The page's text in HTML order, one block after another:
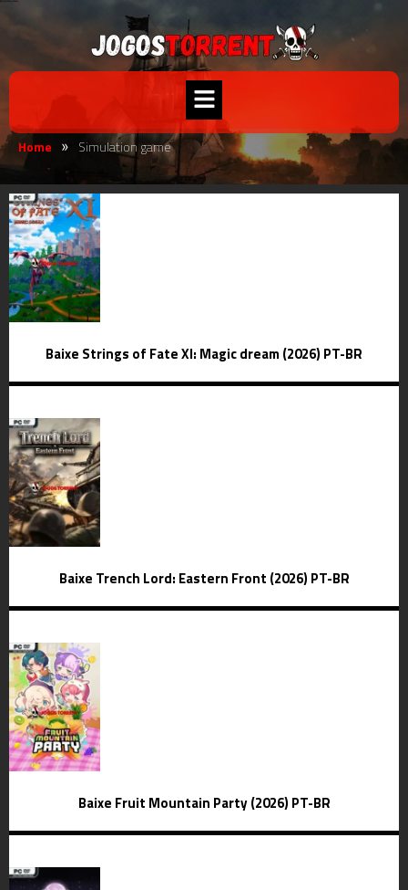
Home » Simulation game
Baixe Strings of Fate XI: Magic dream (2026) PT-BR
Baixe Trench Lord: Eastern Front (2026) PT-BR
Baixe Fruit Mountain Party (2026) PT-BR